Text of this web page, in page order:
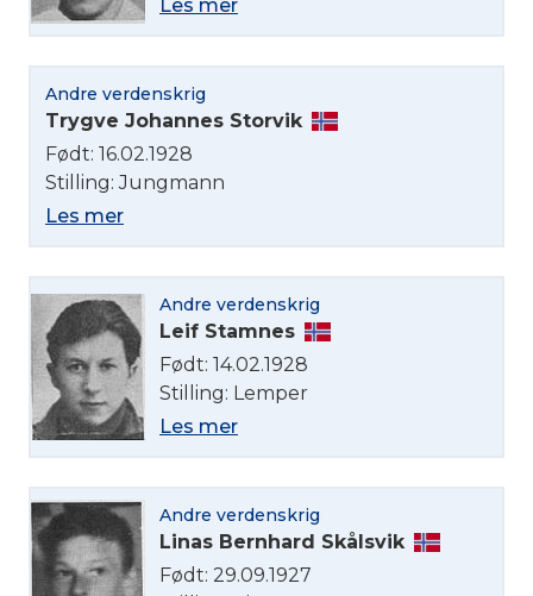
Les mer
Andre verdenskrig
Trygve Johannes Storvik
Født: 16.02.1928
Stilling: Jungmann
Les mer
Andre verdenskrig
Leif Stamnes
Født: 14.02.1928
Stilling: Lemper
Les mer
Andre verdenskrig
Linas Bernhard Skålsvik
Født: 29.09.1927